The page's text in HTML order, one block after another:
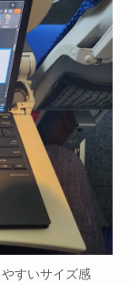
すいサイズ感